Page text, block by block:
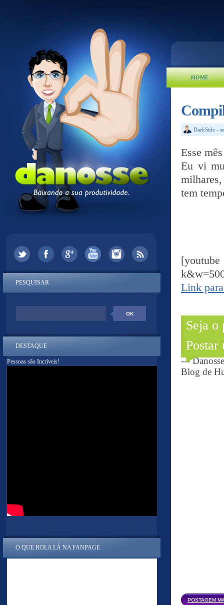
HOME
DarkSide -
Esse
Eu vi
tem
Link
Seja o
Postar
---
Blog de
POSTAGEM
PESQUISAR
DESTAQUE
Pessoas são Incríveis!
O QUE ROLA LÁ NA FANPAGE